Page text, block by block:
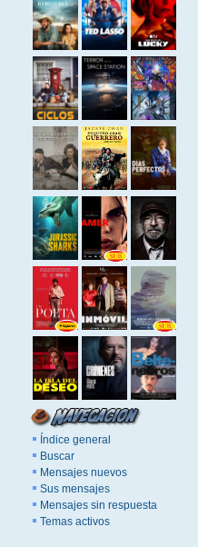
Índice general
Buscar
Mensajes nuevos
Sus mensajes
Mensajes sin respuesta
Temas activos